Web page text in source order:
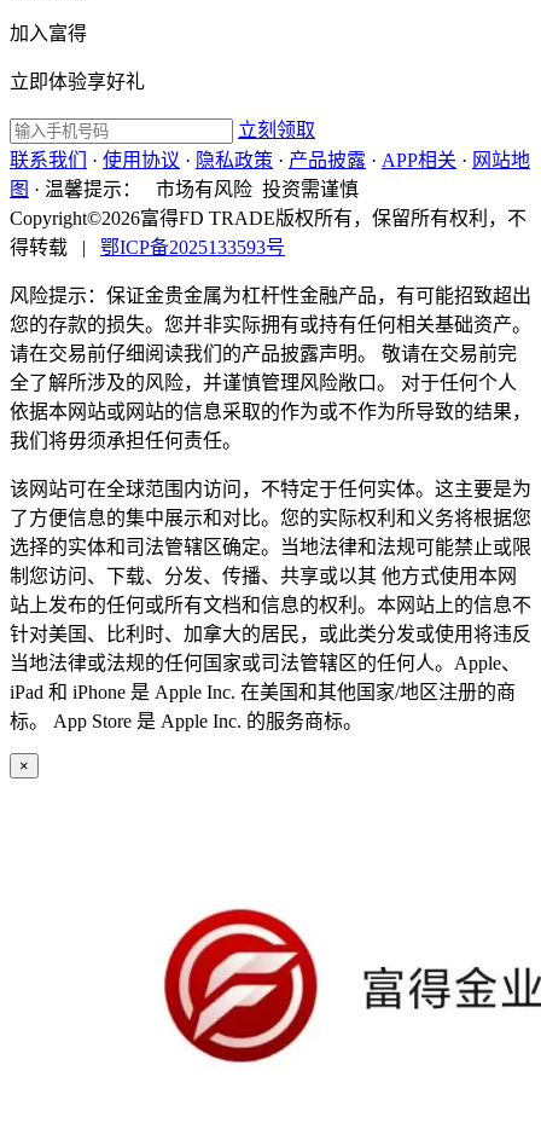
加入富得
立即体验享好礼
立刻领取
联系我们
· 使用协议 · 隐私政策 · 产品披露 · APP相关 · 网站地
图 · 温馨提示：
市场有风险 投资需谨慎
Copyright©2026富得FD TRADE版权所有，保留所有权利，不
得转载
| 鄂ICP备2025133593号
风险提示：保证金贵金属为杠杆性金融产品，有可能招致超出
您的存款的损失。您并非实际拥有或持有任何相关基础资产。
请在交易前仔细阅读我们的产品披露声明。 敬请在交易前完
全了解所涉及的风险，并谨慎管理风险敞口。 对于任何个人
依据本网站或网站的信息采取的作为或不作为所导致的结果，
我们将毋须承担任何责任。
该网站可在全球范围内访问，不特定于任何实体。这主要是为
了方便信息的集中展示和对比。您的实际权利和义务将根据您
选择的实体和司法管辖区确定。当地法律和法规可能禁止或限
制您访问、下载、分发、传播、共享或以其 他方式使用本网
站上发布的任何或所有文档和信息的权利。本网站上的信息不
针对美国、比利时、加拿大的居民，或此类分发或使用将违反
当地法律或法规的任何国家或司法管辖区的任何人。Apple、
iPad 和 iPhone 是 Apple Inc. 在美国和其他国家/地区注册的商
标。 App Store 是 Apple Inc. 的服务商标。
×